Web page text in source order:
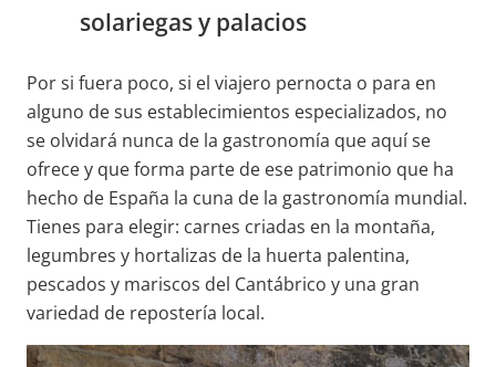
solariegas y palacios
Por si fuera poco, si el viajero pernocta o para en
alguno de sus establecimientos especializados, no
se olvidará nunca de la gastronomía que aquí se
ofrece y que forma parte de ese patrimonio que ha
hecho de España la cuna de la gastronomía mundial.
Tienes para elegir: carnes criadas en la montaña,
legumbres y hortalizas de la huerta palentina,
pescados y mariscos del Cantábrico y una gran
variedad de repostería local.